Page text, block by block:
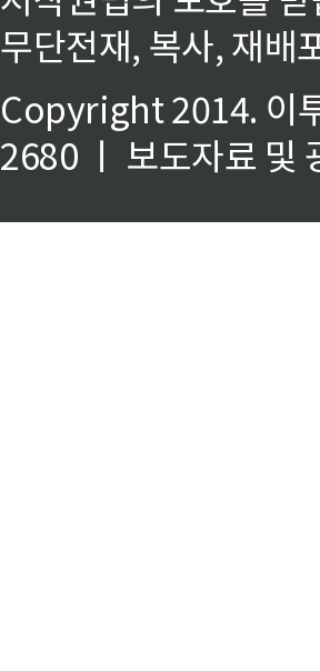
무단전재, 복사, 재배
Copyright 2014. 이
2680 ㅣ 보도자료